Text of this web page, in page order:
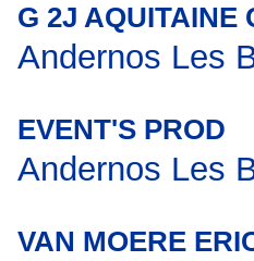
G 2J AQUITAINE
Andernos Les
EVENT'S PROD
Andernos Les
VAN MOERE